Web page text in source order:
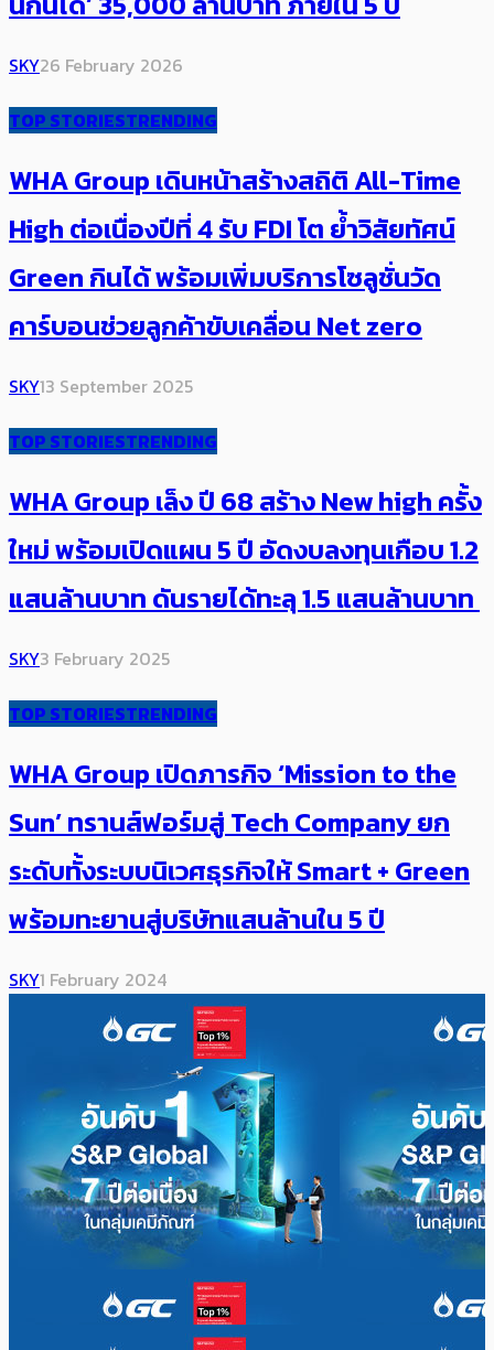
SKY26 February 2026
TOP STORIESTRENDING
WHA Group เดินหน้าสร้างสถิติ All-Time
High ต่อเนื่องปีที่ 4 รับ FDI โต ย้ำวิสัยทัศน์
Green กินได้ พร้อมเพิ่มบริการโซลูชั่นวัด
คาร์บอนช่วยลูกค้าขับเคลื่อน Net zero
SKY13 September 2025
TOP STORIESTRENDING
WHA Group เล็ง ปี 68 สร้าง New high ครั้ง
ใหม่ พร้อมเปิดแผน 5 ปี อัดงบลงทุนเกือบ 1.2
แสนล้านบาท ดันรายได้ทะลุ 1.5 แสนล้านบาท
SKY3 February 2025
TOP STORIESTRENDING
WHA Group เปิดภารกิจ ‘Mission to the
Sun’ ทรานส์ฟอร์มสู่ Tech Company ยก
ระดับทั้งระบบนิเวศ​ธุรกิจให้ Smart + Green
พร้อมทะยานสู่บริษัทแสนล้านใน 5 ปี
SKY1 February 2024